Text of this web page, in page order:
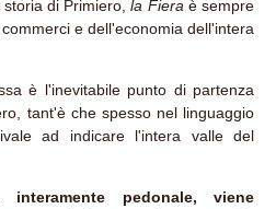
storia di Primiero,la Fiera è sempre
e dell'economia dell'intera
è l'inevitabile punto di partenza
tant'è che spesso nel linguaggio
ad indicare l'intera valle del
pedonale, viene